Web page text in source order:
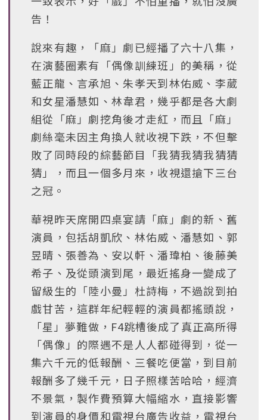
告！
說來有趣，「麻」劇已經播了六十八集，
在演藝圈素有「偶像訓練班」的美稱，從
藍正龍、言承旭、朱孝天到林佑威、李葳
和女星潘慧如、林韋君，幾乎都是各大劇
組從「麻」劇挖角後才走紅，而且「麻」
劇絲毫未因主角換人就收視下跌，不但擊
敗了同時段的綜藝節目「我猜我猜我猜猜
猜」，而且一個多月來，收視還搶下三台
之冠。
華視昨天席開四桌宴請「麻」劇的新、舊
演員，包括胡凱欣、林佑威、潘慧如、郭
昱晴、張善為、安以軒、潘瑋柏、後藤美
希子、及從頭演到尾，最近搖身一變成了
留級生的「陸小曼」杜詩梅，不過說到拍
戲甘苦，這群年紀輕輕的演員都搖頭說，
「星」夢難做，F4跳槽後成了真正高所得
「偶像」的際遇不是人人都碰得到，從一
集六千元的低報酬、三餐吃便當，到目前
報酬多了幾千元，日子照樣苦哈哈，經濟
不景氣，製作費預算大幅縮水，直接影響
到演員的身價和電視台廣告收益，電視台